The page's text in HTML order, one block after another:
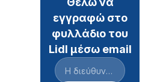
εγγραφώ στο
φυλλάδιο του
Lidl μέσω email